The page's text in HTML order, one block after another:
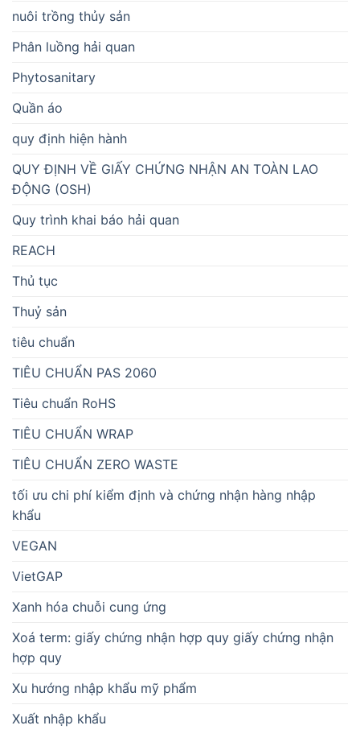
nuôi trồng thủy sản
Phân luồng hải quan
Phytosanitary
Quần áo
quy định hiện hành
QUY ĐỊNH VỀ GIẤY CHỨNG NHẬN AN TOÀN LAO
ĐỘNG (OSH)
Quy trình khai báo hải quan
REACH
Thủ tục
Thuỷ sản
tiêu chuẩn
TIÊU CHUẨN PAS 2060
Tiêu chuẩn RoHS
TIÊU CHUẨN WRAP
TIÊU CHUẨN ZERO WASTE
tối ưu chi phí kiểm định và chứng nhận hàng nhập
khẩu
VEGAN
VietGAP
Xanh hóa chuỗi cung ứng
Xoá term: giấy chứng nhận hợp quy giấy chứng nhận
hợp quy
Xu hướng nhập khẩu mỹ phẩm
Xuất nhập khẩu